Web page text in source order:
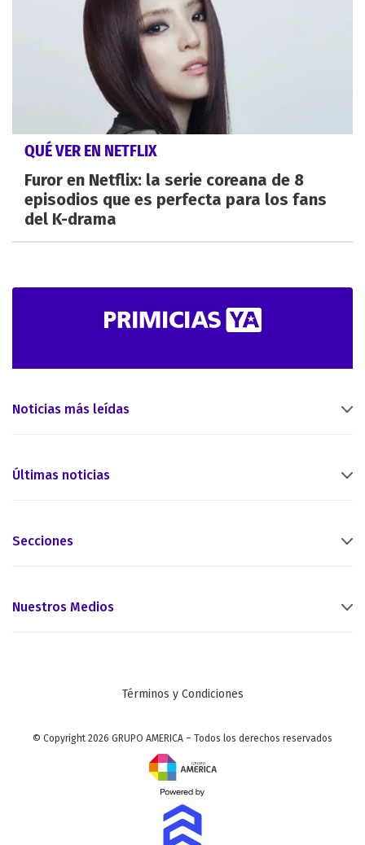
QUÉ VER EN NETFLIX
Furor en Netflix: la serie coreana de 8
episodios que es perfecta para los fans
del K-drama
Noticias más leídas
Últimas noticias
Secciones
Nuestros Medios
Términos y Condiciones
© Copyright 2026 GRUPO AMERICA – Todos los derechos reservados